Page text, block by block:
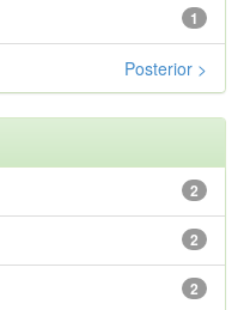
1
Posterior >
2
2
2